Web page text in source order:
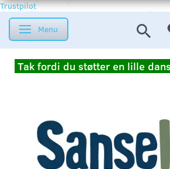
Trustpilot
Skifte navigation
Menu
Tak fordi du støtter en lille